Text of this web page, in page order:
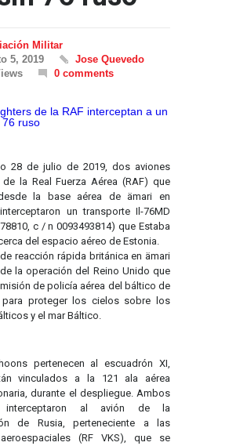
Militar
5, 2019
Jose Quevedo
0 comments
28 de julio de 2019, dos aviones
de la Real Fuerza Aérea (RAF) que
la base aérea de ämari en
un transporte Il-76MD
c / n 0093493814) que Estaba
del espacio aéreo de Estonia.
reacción rápida británica en ämari
la operación del Reino Unido que
de policía aérea del báltico de
para proteger los cielos sobre los
y el mar Báltico.
pertenecen al escuadrón XI,
vinculados a la 121 ala aérea
durante el despliegue. Ambos
interceptaron al avión de la
de Rusia, perteneciente a las
(RF VKS), que se